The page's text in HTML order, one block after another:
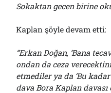
Sokaktan gecen birine
Kaplan şöyle devam etti:
“Erkan Doğan, ‘Bana
ondan da ceza
etmediler ya da ‘Bu
dava Bora Kaplan